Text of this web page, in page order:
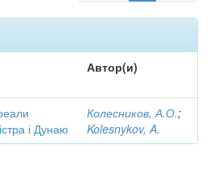
Автор(и)
і Дунаю
Колесников, А.О.;
Kolesnykov, A.